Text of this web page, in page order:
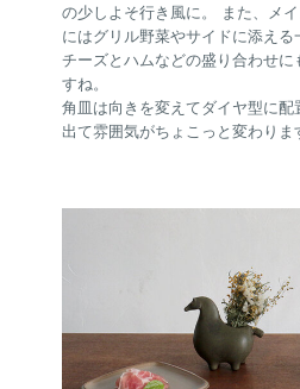
の少しよそ行き風に。 また、メ
にはグリル野菜やサイドに添える
チーズとハムなどの盛り合わせ
すね。
角皿は向きを変えてダイヤ型に
出て雰囲気がちょこっと変わりま